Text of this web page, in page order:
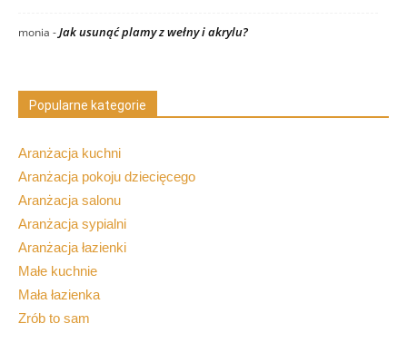
monia -Jak usunąć plamy z wełny i akrylu?
Popularne kategorie
Aranżacja kuchni
Aranżacja pokoju dziecięcego
Aranżacja salonu
Aranżacja sypialni
Aranżacja łazienki
Małe kuchnie
Mała łazienka
Zrób to sam